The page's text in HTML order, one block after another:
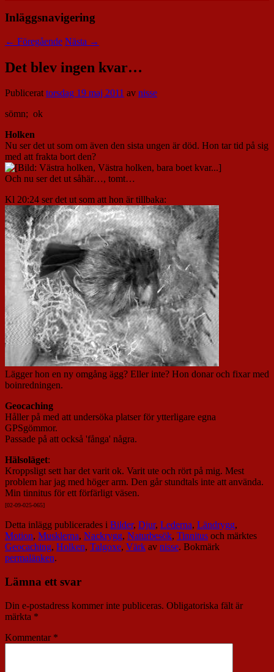
Inläggsnavigering
← Föregående Nästa →
Det blev ingen kvar…
Publicerattorsdag 19 maj 2011 av nisse
sömn; ok
Holken
Nu ser det ut som om även den sista ungen är död. Hon tar tid på sig
med att frakta bort den?
Och nu ser det ut såhär…, tomt…
Kl 20:24 ser det ut som att hon är tillbaka:
Lägger hon en ny omgång ägg? Eller inte? Hon donar och fixar med
boinredningen.
Geocaching
Håller på med att undersöka platser för ytterligare egna
GPSgömmor.
Passade på att också 'fånga' några.
Hälsoläget:
Kroppsligt sett har det varit ok. Varit ute och rört på mig. Mest
problem har jag med höger arm. Den går stundtals inte att använda.
Min tinnitus för ett förfärligt väsen.
[02-09-025-065]
Detta inlägg publicerades i Bilder, Djur, Lederna, Ländrygg,
Motion, Musklerna, Nackrygg, Naturbesök, Tinnitus och märktes
Geocaching, Holken, Talgoxe, Värk av nisse. Bokmärk
permalänken.
Lämna ett svar
Din e-postadress kommer inte publiceras. Obligatoriska fält är
märkta *
Kommentar *